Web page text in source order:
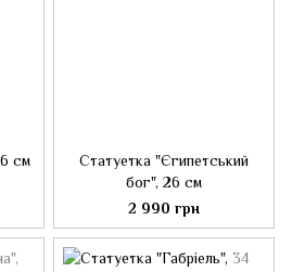
см
Статуетка "Єгипетський
бог", 26 см
2 990 грн